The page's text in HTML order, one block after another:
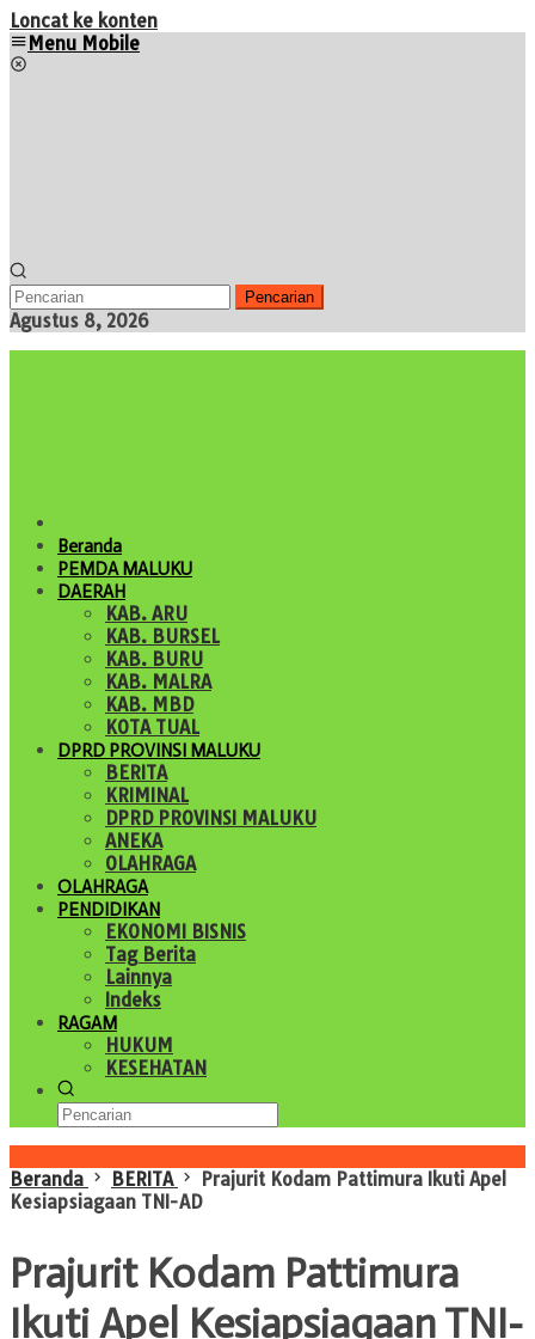
Loncat ke konten
Menu Mobile
Pencarian
Agustus 8, 2026
Beranda
PEMDA MALUKU
DAERAH
KAB. ARU
KAB. BURSEL
KAB. BURU
KAB. MALRA
KAB. MBD
KOTA TUAL
DPRD PROVINSI MALUKU
BERITA
KRIMINAL
DPRD PROVINSI MALUKU
ANEKA
OLAHRAGA
OLAHRAGA
PENDIDIKAN
EKONOMI BISNIS
Tag Berita
Lainnya
Indeks
RAGAM
HUKUM
KESEHATAN
Beranda
BERITA
Prajurit Kodam Pattimura Ikuti Apel
Kesiapsiagaan TNI-AD
Prajurit Kodam Pattimura
Ikuti Apel Kesiapsiagaan TNI-